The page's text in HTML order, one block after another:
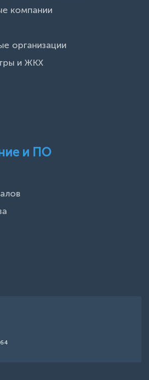
компании
организации
и ЖКХ
и ПО